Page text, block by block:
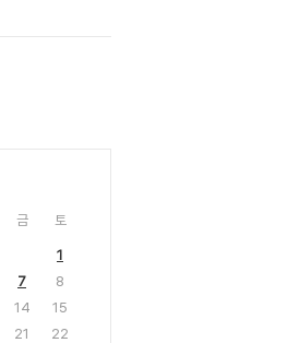
금 토
1
7
8
14
15
21
22